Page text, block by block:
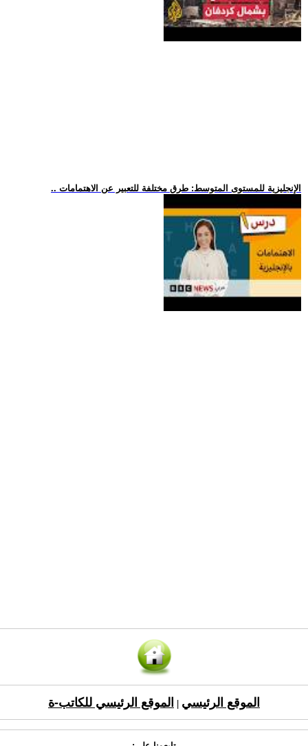
.. الإنجليزية للمستوى المتوسط: طرق مختلفة للتعبير عن الاهتمامات
الموقع الرئيسي الموقع الرئيسي للكاتب-ة